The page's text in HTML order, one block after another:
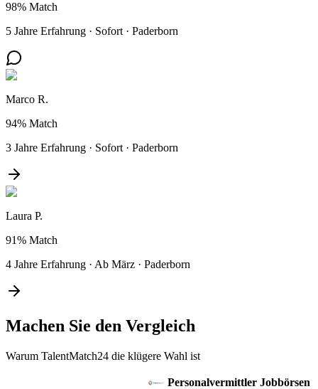
98% Match
5 Jahre Erfahrung · Sofort · Paderborn
Marco R.
94% Match
3 Jahre Erfahrung · Sofort · Paderborn
Laura P.
91% Match
4 Jahre Erfahrung · Ab März · Paderborn
Machen Sie den Vergleich
Warum TalentMatch24 die klügere Wahl ist
Personalvermittler Jobbörsen